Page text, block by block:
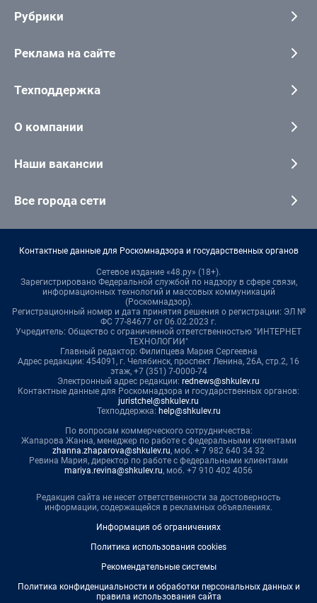
Рубрики
Реклама на сайте
Техподдержка
О компании
Наши вакансии
Все города сети
Контактные данные для Роскомнадзора и государственных органов
Сетевое издание «48.ру» (18+).
Зарегистрировано Федеральной службой по надзору в сфере связи,
информационных технологий и массовых коммуникаций
(Роскомнадзор).
Регистрационный номер и дата принятия решения о регистрации: ЭЛ №
ФС 77-84677 от 06.02.2023 г.
Учредитель: Общество с ограниченной ответственностью "ИНТЕРНЕТ
ТЕХНОЛОГИИ"
Главный редактор: Филипцева Мария Сергеевна
Адрес редакции: 454091, г. Челябинск, проспект Ленина, 26А, стр.2, 16
этаж, +7 (351) 7-0000-74
Электронный адрес редакции: rednews@shkulev.ru
Контактные данные для Роскомнадзора и государственных органов:
juristchel@shkulev.ru
Техподдержка: help@shkulev.ru
По вопросам коммерческого сотрудничества:
Жапарова Жанна, менеджер по работе с федеральными клиентами
zhanna.zhaparova@shkulev.ru, моб. + 7 982 640 34 32
Ревина Мария, директор по работе с федеральными клиентами
mariya.revina@shkulev.ru, моб. +7 910 402 4056
Редакция сайта не несет ответственности за достоверность
информации, содержащейся в рекламных объявлениях.
Информация об ограничениях
Политика использования cookies
Рекомендательные системы
Политика конфиденциальности и обработки персональных данных и
правила использования сайта